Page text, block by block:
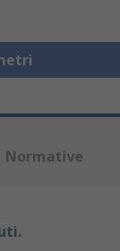
Normative